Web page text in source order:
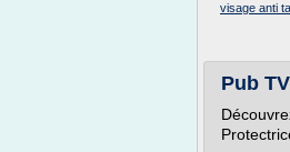
visage anti
Pub